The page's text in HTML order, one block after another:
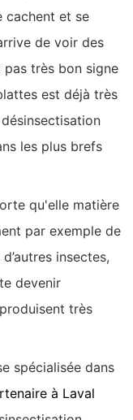
cachent et se
de voir des
pas très bon signe
est déjà très
les plus brefs
qu'elle matière
par exemple de
insectes,
devenir
très
spécialisée dans
à Laval